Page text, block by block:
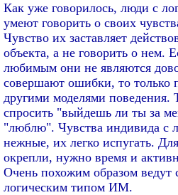
Как уже говорилось, люди с
умеют говорить о своих
Чувство их заставляет
объекта, а не говорить о нем.
любимым они не являются
совершают ошибки, то только
другими моделями поведения.
спросить "выйдешь ли ты за
"люблю". Чувства индивида с
нежные, их легко испугать.
окрепли, нужно время и
Очень похожим образом ведут
логическим типом ИМ.